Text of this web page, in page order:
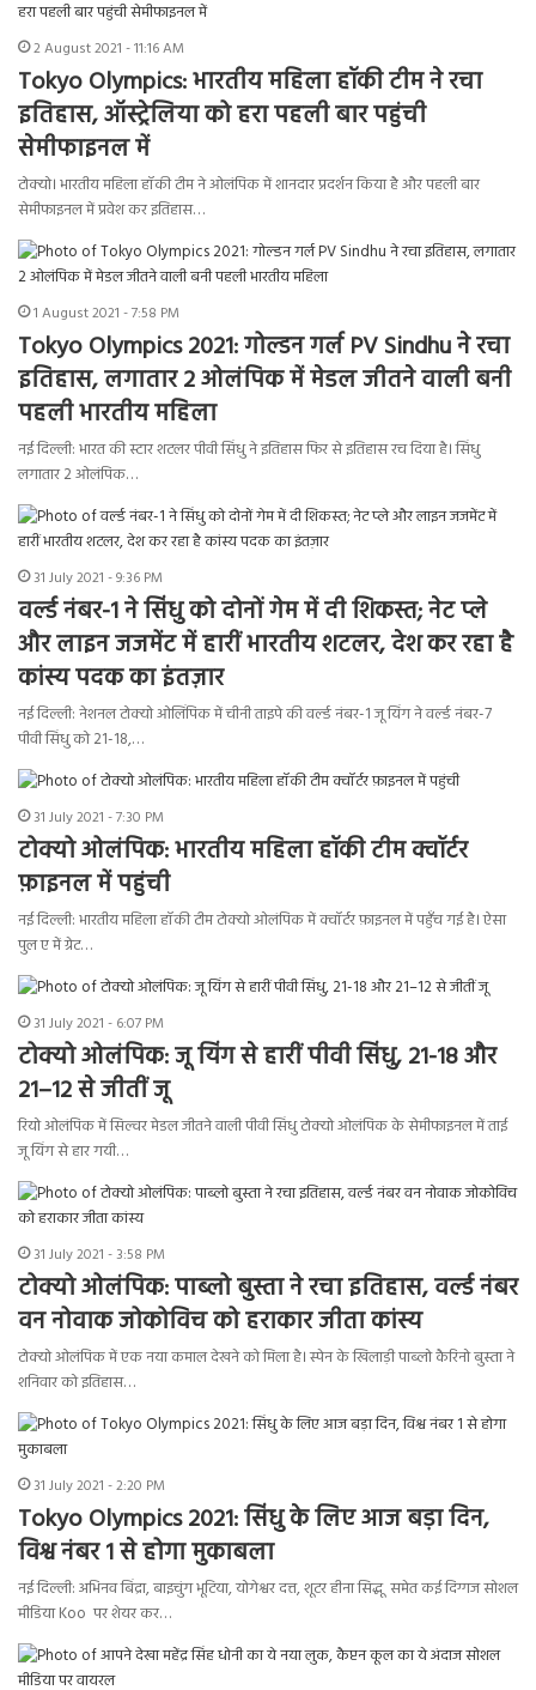
2 August 2021 - 11:16 AM
Tokyo Olympics: भारतीय महिला हॉकी टीम ने रचा
इतिहास, ऑस्ट्रेलिया को हरा पहली बार पहुंची
सेमीफाइनल में
टोक्यो। भारतीय महिला हॉकी टीम ने ओलंपिक में शानदार प्रदर्शन किया है और पहली बार
सेमीफाइनल में प्रवेश कर इतिहास…
1 August 2021 - 7:58 PM
Tokyo Olympics 2021: गोल्डन गर्ल PV Sindhu ने रचा
इतिहास, लगातार 2 ओलंपिक में मेडल जीतने वाली बनी
पहली भारतीय महिला
नई दिल्ली: भारत की स्टार शटलर पीवी सिंधु ने इतिहास फिर से इतिहास रच दिया है। सिंधु
लगातार 2 ओलंपिक…
31 July 2021 - 9:36 PM
वर्ल्ड नंबर-1 ने सिंधु को दोनों गेम में दी शिकस्त; नेट प्ले
और लाइन जजमेंट में हारीं भारतीय शटलर, देश कर रहा है
कांस्य पदक का इंतज़ार
नई दिल्ली: नेशनल टोक्यो ओलिंपिक में चीनी ताइपे की वर्ल्ड नंबर-1 जू यिंग ने वर्ल्ड नंबर-7
पीवी सिंधु को 21-18,…
31 July 2021 - 7:30 PM
टोक्यो ओलंपिक: भारतीय महिला हॉकी टीम क्वॉर्टर
फ़ाइनल में पहुंची
नई दिल्ली: भारतीय महिला हॉकी टीम टोक्यो ओलंपिक में क्वॉर्टर फ़ाइनल में पहुँच गई है। ऐसा
पुल ए में ग्रेट…
31 July 2021 - 6:07 PM
टोक्यो ओलंपिक: जू यिंग से हारीं पीवी सिंधु, 21-18 और
21–12 से जीतीं जू
रियो ओलंपिक में सिल्वर मेडल जीतने वाली पीवी सिंधु टोक्यो ओलंपिक के सेमीफाइनल में ताई
जू यिंग से हार गयी…
31 July 2021 - 3:58 PM
टोक्यो ओलंपिक: पाब्लो बुस्ता ने रचा इतिहास, वर्ल्ड नंबर
वन नोवाक जोकोविच को हराकार जीता कांस्य
टोक्यो ओलंपिक में एक नया कमाल देखने को मिला है। स्पेन के खिलाड़ी पाब्लो कैरिनो बुस्ता ने
शनिवार को इतिहास…
31 July 2021 - 2:20 PM
Tokyo Olympics 2021: सिंधु के लिए आज बड़ा दिन,
विश्व नंबर 1 से होगा मुकाबला
नई दिल्ली: अभिनव बिंद्रा, बाइचुंग भूटिया, योगेश्वर दत्त, शूटर हीना सिद्धू समेत कई दिग्गज सोशल
मीडिया Koo पर शेयर कर…